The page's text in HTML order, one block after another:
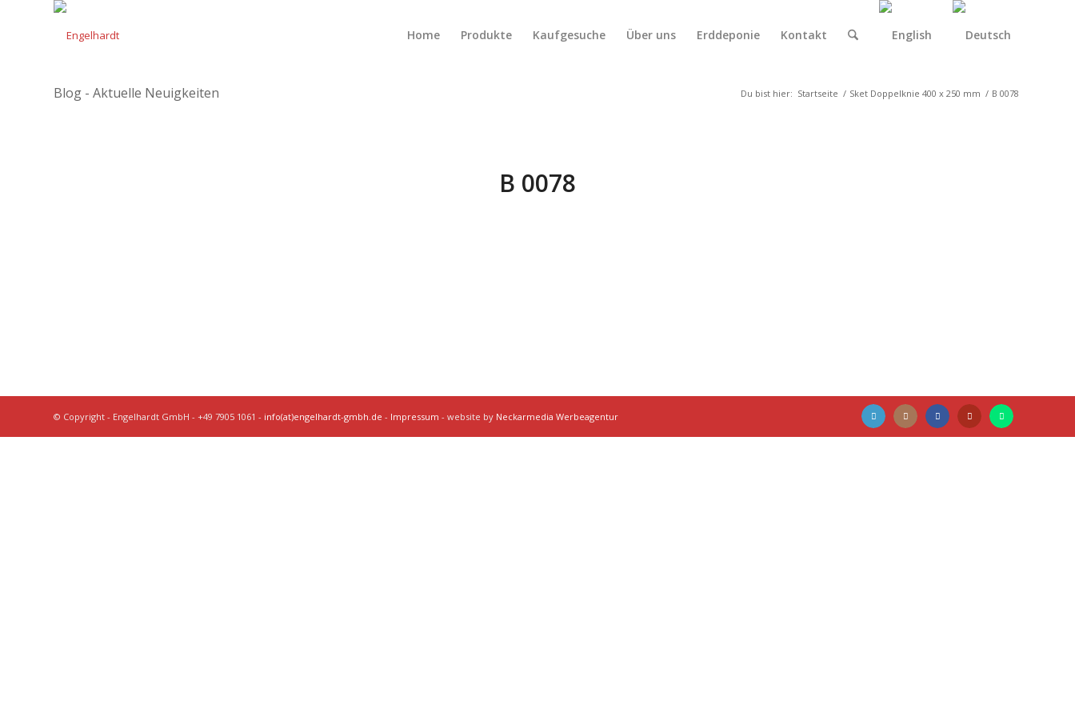
Home Produkte Kaufgesuche Über uns Erddeponie Kontakt
Blog - Aktuelle Neuigkeiten Du bist hier: Startseite / Sket Doppelknie 400 x 250 mm / B 0078
B 0078
© Copyright - Engelhardt GmbH - +49 7905 1061 - info(at)engelhardt-gmbh.de - Impressum - website by Neckarmedia Werbeagentur